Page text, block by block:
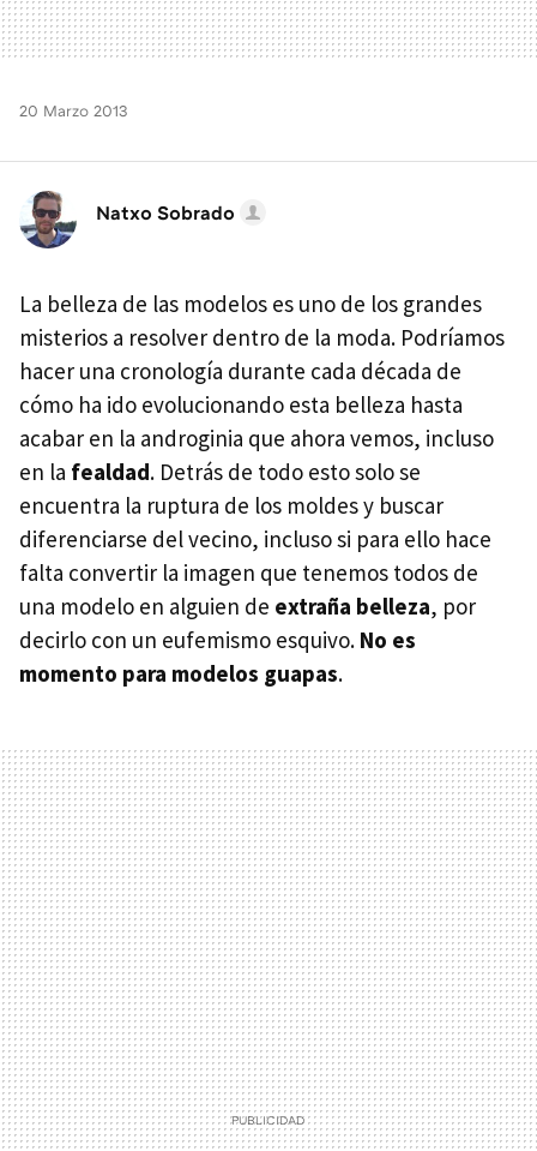
20 Marzo 2013
Natxo Sobrado
La belleza de las modelos es uno de los grandes
misterios a resolver dentro de la moda. Podríamos
hacer una cronología durante cada década de
cómo ha ido evolucionando esta belleza hasta
acabar en la androginia que ahora vemos, incluso
en la fealdad. Detrás de todo esto solo se
encuentra la ruptura de los moldes y buscar
diferenciarse del vecino, incluso si para ello hace
falta convertir la imagen que tenemos todos de
una modelo en alguien de extraña belleza, por
decirlo con un eufemismo esquivo. No es
momento para modelos guapas.